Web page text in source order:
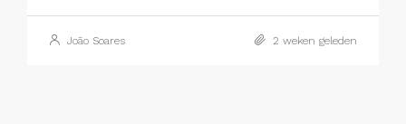
João Soares 2 weken geleden